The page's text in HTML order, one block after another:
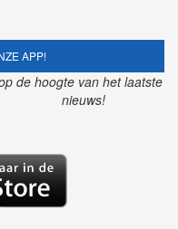
APP!
de hoogte van het laatste
nieuws!